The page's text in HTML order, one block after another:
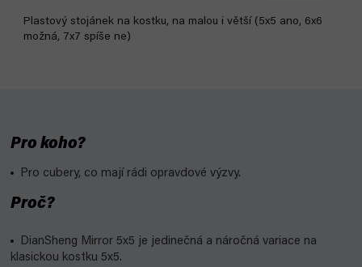
Plastový stojánek na kostku, na malou i větší (5x5 ano, 6x6
možná, 7x7 spíše ne)
Pro koho?
Pro cubery, co mají rádi opravdové výzvy.
Proč?
DianSheng Mirror 5x5 je jedinečná a náročná variace na
klasickou kostku 5x5.